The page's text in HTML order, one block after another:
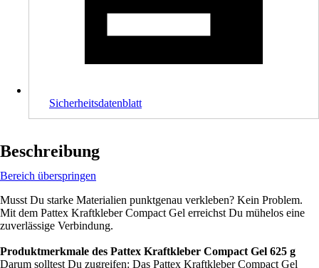
Sicherheitsdatenblatt
Beschreibung
Bereich überspringen
Musst Du starke Materialien punktgenau verkleben? Kein Problem.
Mit dem Pattex Kraftkleber Compact Gel erreichst Du mühelos eine
zuverlässige Verbindung.
Produktmerkmale des Pattex Kraftkleber Compact Gel 625 g
Darum solltest Du zugreifen: Das Pattex Kraftkleber Compact Gel